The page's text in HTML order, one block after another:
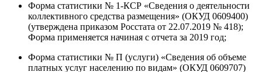
Форма статистики № 1-КСР «Сведения о деятельности
коллективного средства размещения» (ОКУД 0609400)
(утверждена приказом Росстата от 22.07.2019 № 418);
Форма применяется начиная с отчета за 2019 год;
Форма статистики № П (услуги) «Сведения об объеме
платных услуг населению по видам» (ОКУД 0609707)